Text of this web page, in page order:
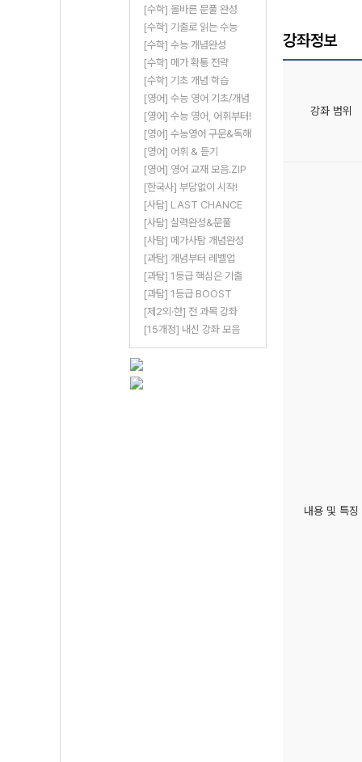
[수학] 올바른 문풀 완성
[수학] 기출로 읽는 수능
[수학] 수능 개념완성
[수학] 메가 확통 전략
[수학] 기초 개념 학습
[영어] 수능 영어 기초/개념
[영어] 수능 영어, 어휘부터!
[영어] 수능영어 구문&독해
[영어] 어휘 & 듣기
[영어] 영어 교재 모음.ZIP
[한국사] 부담없이 시작!
[사탐] LAST CHANCE
[사탐] 실력완성&문풀
[사탐] 메가사탐 개념완성
[과탐] 개념부터 레벨업
[과탐] 1등급 핵심은 기출
[과탐] 1등급 BOOST
[제2외·한] 전 과목 강좌
[15개정] 내신 강좌 모음
강좌정보
강좌 범위
내용 및 특징